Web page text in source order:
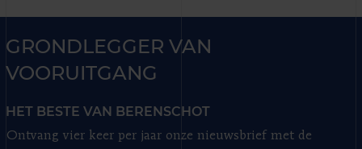
GRONDLEGGER VAN
VOORUITGANG
HET BESTE VAN BERENSCHOT
Ontvang vier keer per jaar onze nieuwsbrief met de